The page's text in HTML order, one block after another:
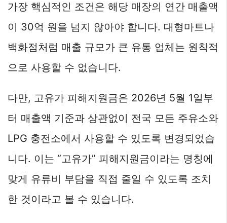
가장 핵심적인 조건은 해당 매장의 연간 매출액
이 30억 원을 넘지 않아야 합니다. 대형마트나
백화점처럼 매출 규모가 큰 유통 업체는 원칙적
으로 사용할 수 없습니다.
다만, 고유가 피해지원금은 2026년 5월 1일부
터 매출액 기준과 상관없이 전국 모든 주유소와
LPG 충전소에서 사용할 수 있도록 변경되었습
니다. 이는 “고유가” 피해지원금이라는 명칭에
맞게 유류비 부담을 직접 줄일 수 있도록 조치
한 것이라고 볼 수 있습니다.